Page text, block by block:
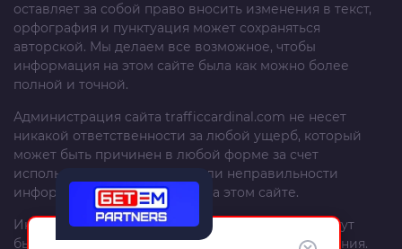
оставляет за собой право вносить изменения в текст,
орфография и пунктуация может сохраняться
авторской. Мы делаем все возможное, чтобы
информация на этом сайте была как можно более
полной и точной.
Администрация сайта trafficcardinal.com не несет
никакой ответственности за любой ущерб, который
может быть причинен в любой форме за счет
использования, неполноты или неправильности
информации, размещенной на этом сайте.
Информация и рекомендации на этом сайте могут
быть изменены без предварительного уведомления.